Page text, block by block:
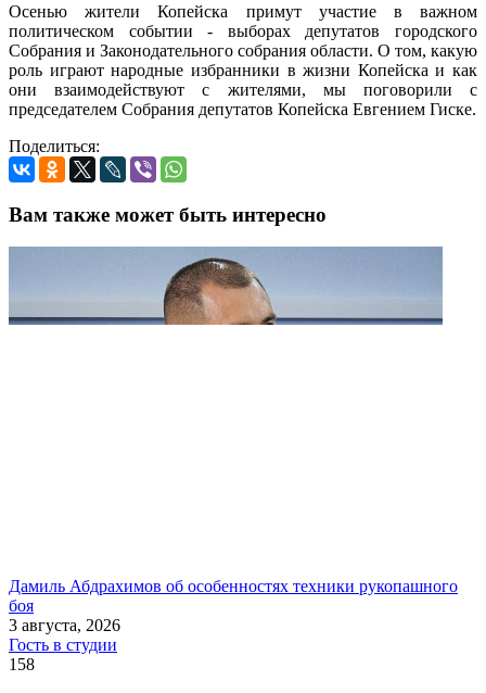
Осенью жители Копейска примут участие в важном
политическом событии - выборах депутатов городского
Собрания и Законодательного собрания области. О том, какую
роль играют народные избранники в жизни Копейска и как
они взаимодействуют с жителями, мы поговорили с
председателем Собрания депутатов Копейска Евгением Гиске.
Поделиться:
Вам также может быть интересно
Дамиль Абдрахимов об особенностях техники рукопашного
боя
3 августа, 2026
Гость в студии
158